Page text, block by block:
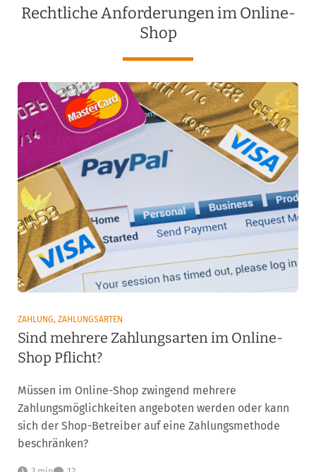
Rechtliche Anforderungen im Online-
Shop
ZAHLUNG, ZAHLUNGSARTEN
Sind mehrere Zahlungsarten im Online-
Shop Pflicht?
Müssen im Online-Shop zwingend mehrere
Zahlungsmöglichkeiten angeboten werden oder kann
sich der Shop-Betreiber auf eine Zahlungsmethode
beschränken?